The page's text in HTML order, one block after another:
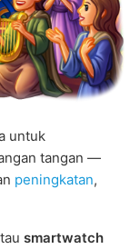
untuk
tangan —
peningkatan,
smartwatch